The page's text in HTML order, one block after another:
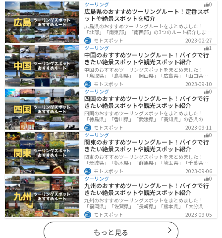
ツーリング 0
広島県のおすすめツーリングルート！定番スポ
ットや絶景スポットを紹介
広島県のおすすめツーリングルートをまとめました！
「北部」「南東部」「南西部」の3つのルート紹介しま
す。自然豊かな山と海だけでなく、歴史的価値のある建
造物も多数あるので、飽きることなくツーリングを堪能
できます。バイクで広島県にツーリングに行く際は参考
にしてください。
モトスポット
2023-02-27
ツーリング
1
中国のおすすめツーリングルート！バイクで行
きたい絶景スポットや観光スポット紹介
中国のおすすめツーリングスポットをまとめました！
「鳥取県」「島根県」「岡山県」「広島県」「山口県」
の各県の観光地紹介します。自然豊かな山々や湖、温泉
地が点在し、四季折々の景色を楽しめるスポットが多数
あります。バイクで中国にツーリングに行く際は参考に
してください。
モトスポット
2023-09-10
ツーリング
0
四国のおすすめツーリングルート！バイクで行
きたい絶景スポットや観光スポット紹介
四国のおすすめツーリングスポットをまとめました！
「徳島県」「香川県」「愛媛県」「高知県」の各県の観
光地紹介します。自然豊かな山々や湖、温泉地が点在
し、四季折々の景色を楽しめるスポットが多数ありま
す。バイクで四国にツーリングに行く際は参考にしてく
ださい。
モトスポット
2023-09-11
ツーリング
0
関東のおすすめツーリングルート！バイクで行
きたい絶景スポットや観光スポット紹介
関東のおすすめツーリングスポットをまとめました！
「茨城県」「栃木県」「群馬県」「埼玉県」「千葉県」
「東京都」「神奈川県」の各県の観光地紹介します。自
然豊かな山々や湖、温泉地が点在し、四季折々の景色を
楽しめるスポットが多数あります。バイクで関東にツー
リングに行く際は参考にしてください。
モトスポット
2023-09-06
ツーリング
0
九州のおすすめツーリングルート！バイクで行
きたい絶景スポットや観光スポット紹介
九州のおすすめツーリングスポットをまとめました！
「福岡県」「佐賀県」「長崎県」「熊本県」「大分県」
「宮崎都」「鹿児島県」の各県の観光地紹介します。自
然豊かな山々や湖、温泉地が点在し、四季折々の景色を
楽しめるスポットが多数あります。バイクで九州にツー
リングに行く際は参考にしてください。
モトスポット 2023-09-05
もっと見る